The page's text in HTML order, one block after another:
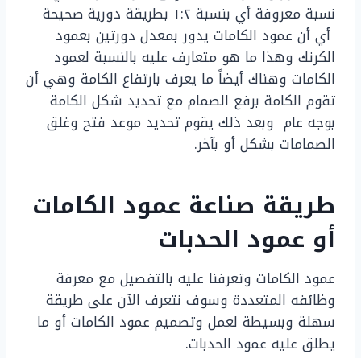
نسبة معروفة أي بنسبة ١:٢ بطريقة دورية صحيحة
أي أن عمود الكامات يدور بمعدل دورتين بعمود
الكرنك وهذا ما هو متعارف عليه بالنسبة لعمود
الكامات وهناك أيضاً ما يعرف بارتفاع الكامة وهي أن
تقوم الكامة برفع الصمام مع تحديد شكل الكامة
بوجه عام وبعد ذلك يقوم تحديد موعد فتح وغلق
الصمامات بشكل أو بآخر.
طريقة صناعة عمود الكامات
أو عمود الحدبات
عمود الكامات وتعرفنا عليه بالتفصيل مع معرفة
وظائفه المتعددة وسوف نتعرف الآن على طريقة
سهلة وبسيطة لعمل وتصميم عمود الكامات أو ما
يطلق عليه عمود الحدبات.